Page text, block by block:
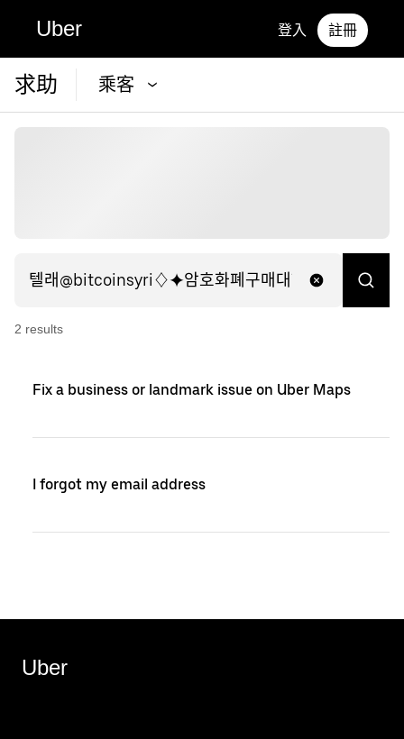
Uber 登入 註冊
求助 乘客
2 results
Fix a business or landmark issue on Uber Maps
I forgot my email address
Uber